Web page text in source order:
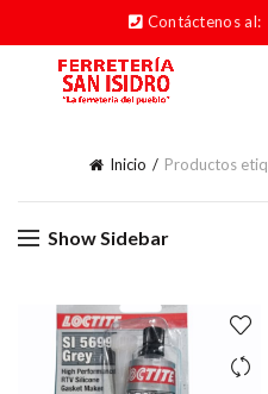
Contáctenos al:
Inicio Productos
Show Sidebar